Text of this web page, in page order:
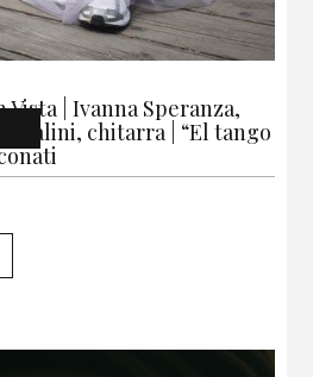
Vista | Ivanna Speranza,
chitarra | “El tango